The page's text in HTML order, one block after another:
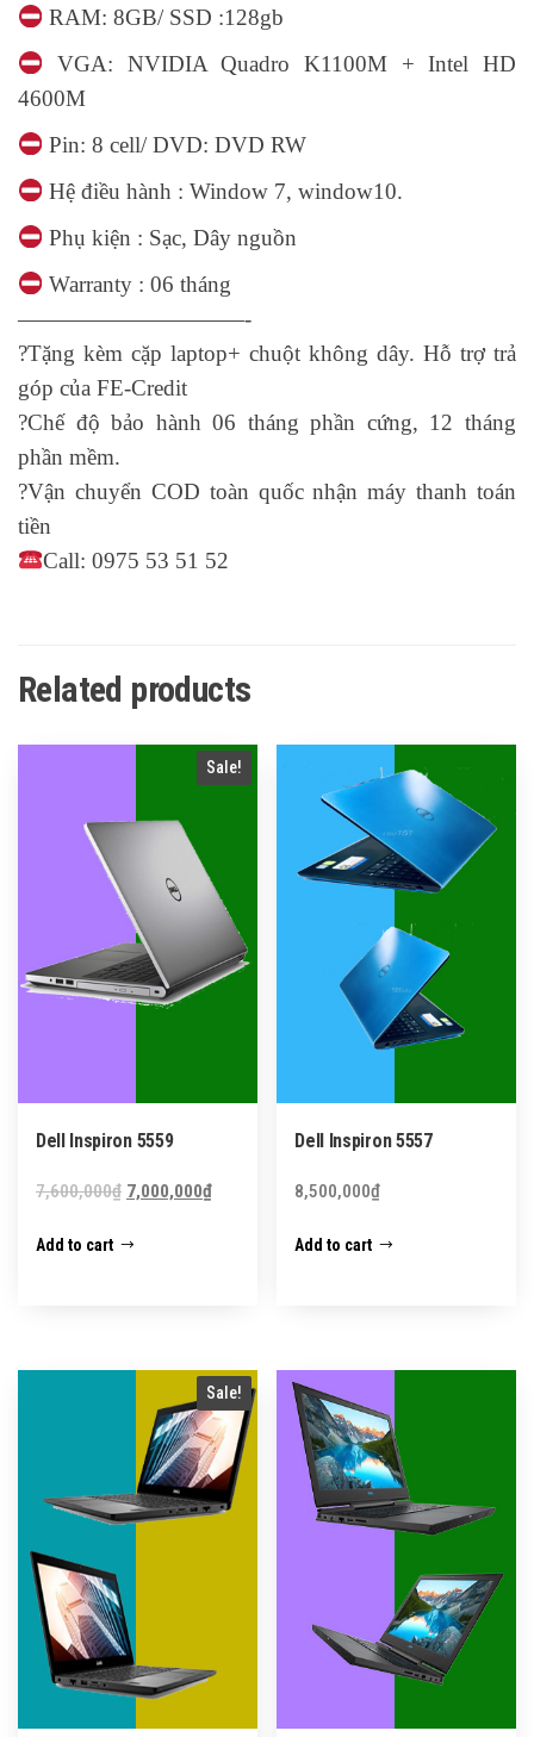
RAM: 8GB/ SSD :128gb
VGA: NVIDIA Quadro K1100M + Intel HD
4600M
Pin: 8 cell/ DVD: DVD RW
Hệ điều hành : Window 7, window10.
Phụ kiện : Sạc, Dây nguồn
Warranty : 06 tháng
——————————-
?Tặng kèm cặp laptop+ chuột không dây. Hỗ trợ trả
góp của FE-Credit
?Chế độ bảo hành 06 tháng phần cứng, 12 tháng
phần mềm.
?Vận chuyển COD toàn quốc nhận máy thanh toán
tiền
Call: 0975 53 51 52
Related products
Sale!
Dell Inspiron 5559
7,600,000₫ Original
was:
7,000,000₫Current
Add to cart
Dell Inspiron 5557
8,500,000₫
Add to cart
Sale!